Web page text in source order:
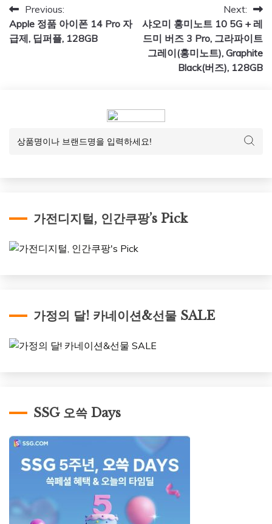
글
탐
Previous:
Apple 정품 아이폰 14 Pro 자
급제, 딥퍼플, 128GB
Next:
샤오미 홍미노트 10 5G + 레
드미 버즈 3 Pro, 그라파이트
그레이(홍미노트), Graphite
Black(버즈), 128GB
가전디지털, 인간쿠팡’s Pick
가정의 달! 카네이션&선물 SALE
SSG 오쓱 Days